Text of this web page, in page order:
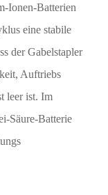
Ionen-Batterien
eine stabile
der Gabelstapler
Auftriebs
leer ist. Im
Säure-Batterie